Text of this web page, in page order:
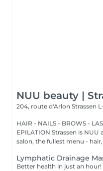
NUU beauty |
204, route d'Arlon Strassen
HAIR - NAILS - BROWS -
EPILATION Strassen is
salon, the fullest menu - hair,
Lymphatic Drainage